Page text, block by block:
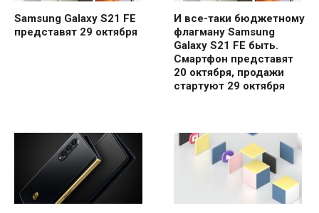
Samsung Galaxy S21 FE
представят 29 октября
И все-таки бюджетному
флагману Samsung
Galaxy S21 FE быть.
Смартфон представят
20 октября, продажи
стартуют 29 октября